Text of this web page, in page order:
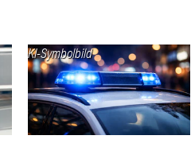
KI-Symbolbild